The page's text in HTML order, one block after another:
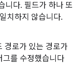
니다. 필드가 하나 또
치하지 않습니다.
경로가 있는 경로가
그를 수정했습니다